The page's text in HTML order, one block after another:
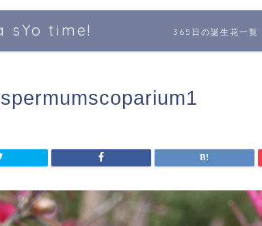
sYo time! 365日の誕生花一覧